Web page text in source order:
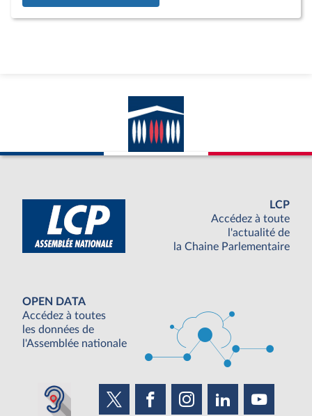
LCP
Accédez à toute
l'actualité de
la Chaine Parlementaire
OPEN DATA
Accédez à toutes
les données de
l'Assemblée nationale